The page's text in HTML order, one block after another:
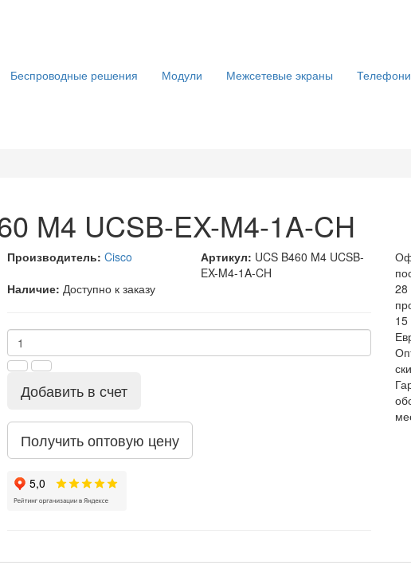
Беспроводные решения Модули Межсетевые экраны
M4 UCSB-EX-M4-1A-CH
Производитель: Cisco Артикул: UCS B460 M4 UCSB-
EX-M4-1A-CH
Наличие: Доступно к заказу
Добавить в счет
Получить оптовую цену
28